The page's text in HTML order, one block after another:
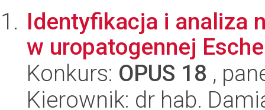
Identyfikacja i analiza
w uropatogennej
Konkurs: OPUS 18 ,
Kierownik: dr hab.